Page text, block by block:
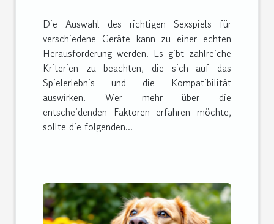
Die Auswahl des richtigen Sexspiels für
verschiedene Geräte kann zu einer echten
Herausforderung werden. Es gibt zahlreiche
Kriterien zu beachten, die sich auf das
Spielerlebnis und die Kompatibilität
auswirken. Wer mehr über die
entscheidenden Faktoren erfahren möchte,
sollte die folgenden...